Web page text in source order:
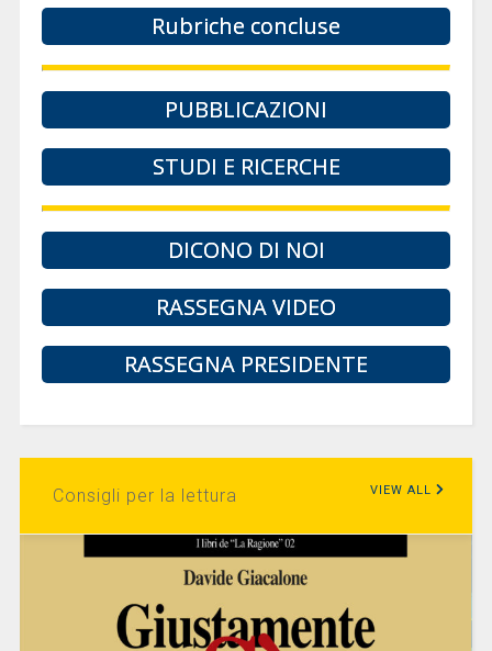
Rubriche concluse
PUBBLICAZIONI
STUDI E RICERCHE
DICONO DI NOI
RASSEGNA VIDEO
RASSEGNA PRESIDENTE
Consigli per la lettura VIEW ALL